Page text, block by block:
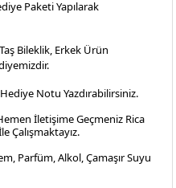
Paketi Yapılarak
Bileklik, Erkek Ürün
Notu Yazdırabilirsiniz.
İletişime Geçmeniz Rica
Çalışmaktayız.
Parfüm, Alkol, Çamaşır Suyu